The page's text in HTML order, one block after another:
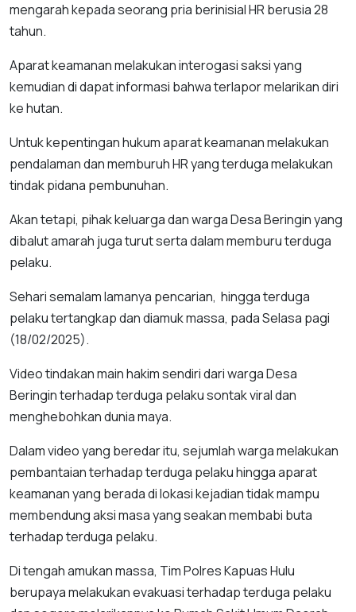
mengarah kepada seorang pria berinisial HR berusia 28
tahun.
Aparat keamanan melakukan interogasi saksi yang
kemudian di dapat informasi bahwa terlapor melarikan diri
ke hutan.
Untuk kepentingan hukum aparat keamanan melakukan
pendalaman dan memburuh HR yang terduga melakukan
tindak pidana pembunuhan.
Akan tetapi, pihak keluarga dan warga Desa Beringin yang
dibalut amarah juga turut serta dalam memburu terduga
pelaku.
Sehari semalam lamanya pencarian, hingga terduga
pelaku tertangkap dan diamuk massa, pada Selasa pagi
(18/02/2025).
Video tindakan main hakim sendiri dari warga Desa
Beringin terhadap terduga pelaku sontak viral dan
menghebohkan dunia maya.
Dalam video yang beredar itu, sejumlah warga melakukan
pembantaian terhadap terduga pelaku hingga aparat
keamanan yang berada di lokasi kejadian tidak mampu
membendung aksi masa yang seakan membabi buta
terhadap terduga pelaku.
Di tengah amukan massa, Tim Polres Kapuas Hulu
berupaya melakukan evakuasi terhadap terduga pelaku